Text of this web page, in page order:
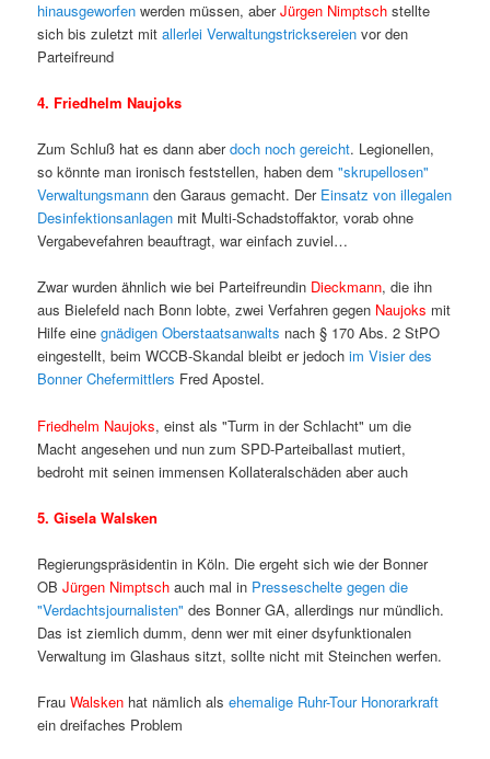
hinausgeworfen werden müssen, aberJürgen Nimptsch stellte
sich bis zuletzt mit allerlei Verwaltungstricksereienvor den
Parteifreund
4. Friedhelm Naujoks
Zum Schluß hat es dann aberdoch noch gereicht. Legionellen,
so könnte man ironisch feststellen, haben dem"skrupellosen"
Verwaltungsmannden Garaus gemacht. Der Einsatz von illegalen
Desinfektionsanlagen mit Multi-Schadstoffaktor, vorab ohne
Vergabevefahren beauftragt, war einfach zuviel…
Zwar wurden ähnlich wie bei Parteifreundin Dieckmann, die ihn
aus Bielefeld nach Bonn lobte, zwei Verfahren gegen Naujoks mit
Hilfe einegnädigen Oberstaatsanwalts nach § 170 Abs. 2 StPO
eingestellt, beim WCCB-Skandal bleibt er jedochim Visier des
Bonner Chefermittlers Fred Apostel.
Friedhelm Naujoks, einst als "Turm in der Schlacht" um die
Macht angesehen und nun zum SPD-Parteiballast mutiert,
bedroht mit seinen immensen Kollateralschäden aber auch
5. Gisela Walsken
Regierungspräsidentin in Köln. Die ergeht sich wie der Bonner
OBJürgen Nimptsch auch mal in Presseschelte gegen die
"Verdachtsjournalisten"des Bonner GA, allerdings nur mündlich.
Das ist ziemlich dumm, denn wer mit einer dsyfunktionalen
Verwaltung im Glashaus sitzt, sollte nicht mit Steinchen werfen.
FrauWalsken hat nämlich alsehemalige Ruhr-Tour Honorarkraft
ein dreifaches Problem